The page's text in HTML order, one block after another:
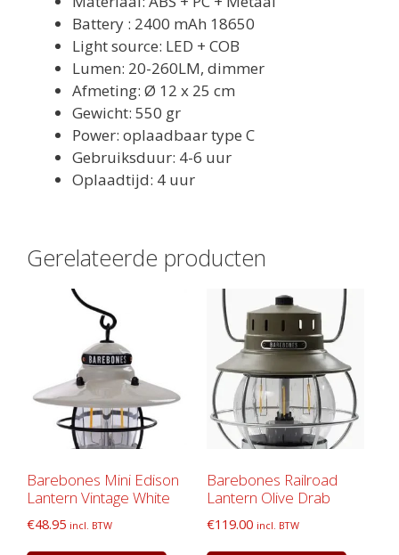
Battery : 2400 mAh 18650
Light source: LED + COB
Lumen: 20-260LM, dimmer
Afmeting: Ø 12 x 25 cm
Gewicht: 550 gr
Power: oplaadbaar type C
Gebruiksduur: 4-6 uur
Oplaadtijd: 4 uur
Gerelateerde producten
Barebones Mini Edison
Lantern Vintage White
€48.95 incl. BTW
Barebones Railroad
Lantern Olive Drab
€119.00 incl. BTW